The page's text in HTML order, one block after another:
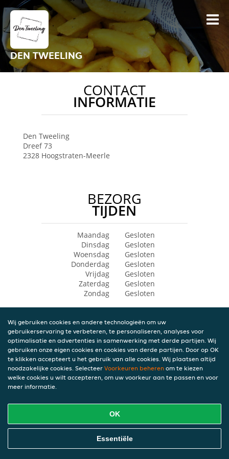
DEN TWEELING
CONTACT
INFORMATIE
Den Tweeling
Dreef 73
2328 Hoogstraten-Meerle
BEZORG
TIJDEN
Maandag
Gesloten
Dinsdag
Gesloten
Woensdag
Gesloten
Donderdag
Gesloten
Vrijdag
Gesloten
Zaterdag
Gesloten
Zondag
Gesloten
Wij gebruiken cookies en andere technologieën om uw
gebruikerservaring te verbeteren, te personaliseren, analyses voor
optimalisatie en advertenties in samenwerking met derde partijen. Wij
gebruiken onze eigen cookies en cookies van derde partijen. Door op OK
te klikken accepteert u het gebruik van alle cookies. Wij plaatsen altijd
noodzakelijke cookies. Selecteer Voorkeuren beheren om te kiezen
welke cookies u wilt accepteren, om uw voorkeur aan te passen en voor
meer informatie.
OK
Essentiële